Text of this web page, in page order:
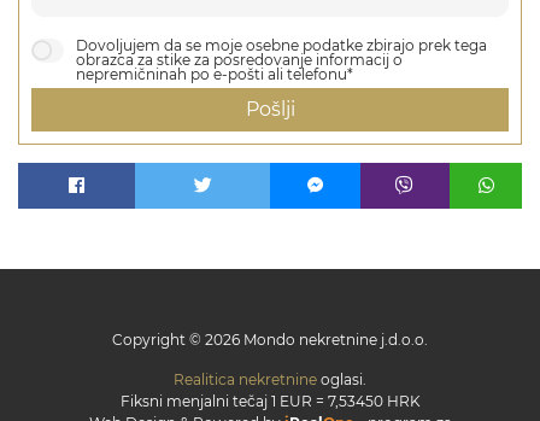
Dovoljujem da se moje osebne podatke zbirajo prek tega
obrazca za stike za posredovanje informacij o
nepremičninah po e-pošti ali telefonu*
Pošlji
Copyright © 2026 Mondo nekretnine j.d.o.o.
Realitica nekretnine oglasi.
Fiksni menjalni tečaj 1 EUR = 7,53450 HRK